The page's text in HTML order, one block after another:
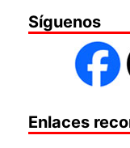
Síguenos
Enlaces